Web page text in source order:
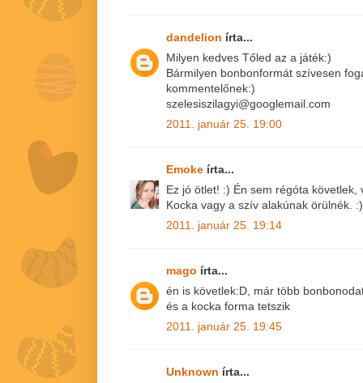
dandelion írta...
Milyen kedves Tőled az a játék:)
Bármilyen bonbonformát szívesen
kommentelőnek:)
szelesiszilagyi@googlemail.com
2011. január 25. 19:00
Emoke írta...
Ez jó ötlet! :) Én sem régóta
Kocka vagy a szív alakúnak örülnék. :)
2011. január 25. 19:14
mago írta...
én is követlek:D, már több
és a kocka forma tetszik
2011. január 25. 19:45
Unknown írta...